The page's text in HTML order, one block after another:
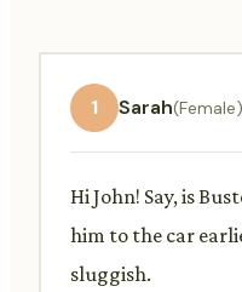
1 Sarah(Female)
Hi John! Say, is
him to the car
sluggish.